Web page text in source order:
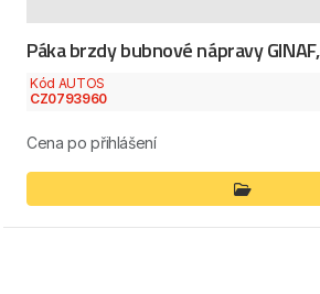
Páka brzdy bubnové nápravy GINAF,
Kód AUTOS
CZ0793960
Cena po přihlášení